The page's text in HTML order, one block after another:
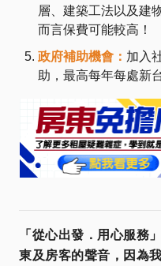
層、建築工法以及建
而言保費可能較高！
政府補助機會： 加入
助，最高每年每處新
「從心出發．用心服務」
東及房客的聲音，因為